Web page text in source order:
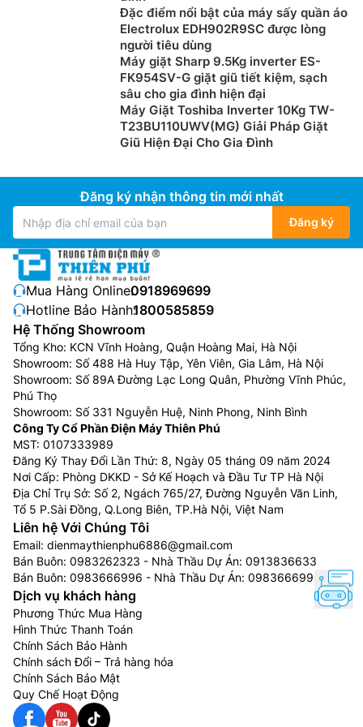
Đặc điểm nổi bật của máy sấy quần áo
Electrolux EDH902R9SC được lòng
người tiêu dùng
Máy giặt Sharp 9.5Kg inverter ES-
FK954SV-G giặt giũ tiết kiệm, sạch
sâu cho gia đình hiện đại
Máy Giặt Toshiba Inverter 10Kg TW-
T23BU110UWV(MG) Giải Pháp Giặt
Giũ Hiện Đại Cho Gia Đình
Đăng ký nhận thông tin mới nhất
Đăng ký
Mua Hàng Online:0918969699
Hotline Bảo Hành:1800585859
Hệ Thống Showroom
Tổng Kho: KCN Vĩnh Hoàng, Quận Hoàng Mai, Hà Nội
Showroom: Số 488 Hà Huy Tập, Yên Viên, Gia Lâm, Hà Nội
Showroom: Số 89A Đường Lạc Long Quân, Phường Vĩnh Phúc,
Phú Thọ
Showroom: Số 331 Nguyễn Huệ, Ninh Phong, Ninh Bình
Công Ty Cổ Phần Điện Máy Thiên Phú
MST: 0107333989
Đăng Ký Thay Đổi Lần Thứ: 8, Ngày 05 tháng 09 năm 2024
Nơi Cấp: Phòng DKKD - Sở Kế Hoạch và Đầu Tư TP Hà Nội
Địa Chỉ Trụ Sở: Số 2, Ngách 765/27, Đường Nguyễn Văn Linh,
Tổ 5 P.Sài Đồng, Q.Long Biên, TP.Hà Nội, Việt Nam
Liên hệ Với Chúng Tôi
Email: dienmaythienphu6886@gmail.com
Bán Buôn: 0983262323 - Nhà Thầu Dự Án: 0913836633
Bán Buôn: 0983666996 - Nhà Thầu Dự Án: 0983666996
Dịch vụ khách hàng
Phương Thức Mua Hàng
Hình Thức Thanh Toán
Chính Sách Bảo Hành
Chính sách Đổi – Trả hàng hóa
Chính Sách Bảo Mật
Quy Chế Hoạt Động